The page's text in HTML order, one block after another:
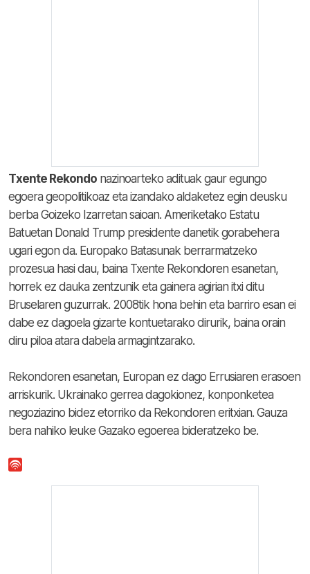
Txente Rekondo nazinoarteko adituak gaur egungo
egoera geopolitikoaz eta izandako aldaketez egin deusku
berba Goizeko Izarretan saioan. Ameriketako Estatu
Batuetan Donald Trump presidente danetik gorabehera
ugari egon da. Europako Batasunak berrarmatzeko
prozesua hasi dau, baina Txente Rekondoren esanetan,
horrek ez dauka zentzunik eta gainera agirian itxi ditu
Bruselaren guzurrak. 2008tik hona behin eta barriro esan ei
dabe ez dagoela gizarte kontuetarako dirurik, baina orain
diru piloa atara dabela armagintzarako.
Rekondoren esanetan, Europan ez dago Errusiaren erasoen
arriskurik. Ukrainako gerrea dagokionez, konponketea
negoziazino bidez etorriko da Rekondoren eritxian. Gauza
bera nahiko leuke Gazako egoerea bideratzeko be.